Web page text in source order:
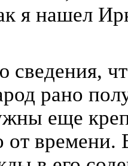
я нашел
рано
еще
от времени.